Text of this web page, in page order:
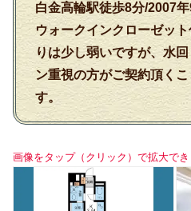
白金高輪駅徒歩8分/2007
ウォークインクローゼッ
りは少し弱いですが、水
ン重視の方がご契約頂く
す。
画像をタップ（クリック）で拡大でき